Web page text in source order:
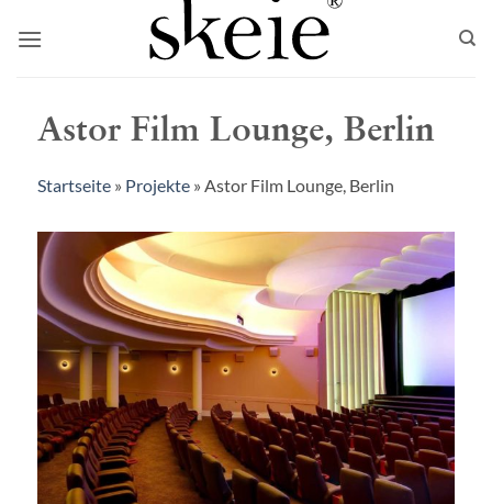
Inhalt
Astor Film Lounge, Berlin
Startseite» Projekte» Astor Film Lounge, Berlin